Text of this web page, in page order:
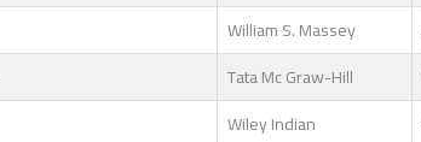
William S. Massey
Tata Mc Graw-Hill
Wiley Indian